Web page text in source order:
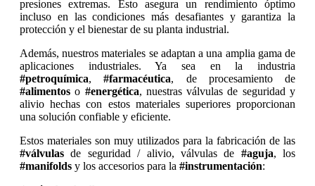
presiones extremas. Esto asegura un rendimiento óptimo
incluso en las condiciones más desafiantes y garantiza la
protección y el bienestar de su planta industrial.
Además, nuestros materiales se adaptan a una amplia gama de
aplicaciones industriales. Ya sea en la industria
#petroquímica,#farmacéutica, de procesamiento de
#alimentos o #energética, nuestras válvulas de seguridad y
alivio hechas con estos materiales superiores proporcionan
una solución confiable y eficiente.
Estos materiales son muy utilizados para la fabricación de las
#válvulas de seguridad / alivio, válvulas de #aguja, los
#manifolds y los accesorios para la #instrumentación: